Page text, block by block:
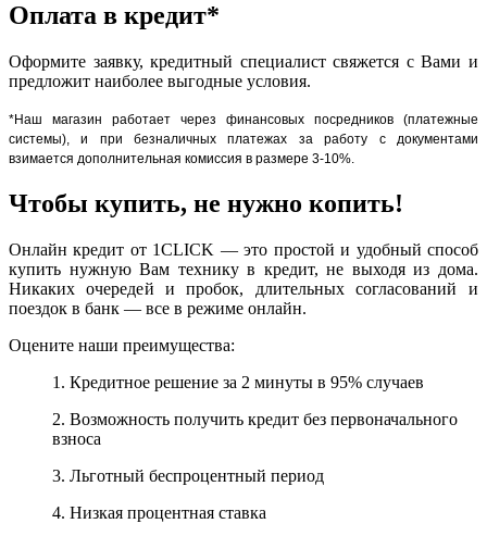
Оплата в кредит*
Оформите заявку, кредитный специалист свяжется с Вами и
предложит наиболее выгодные условия.
*Наш магазин работает через финансовых посредников (платежные
системы), и при безналичных платежах за работу с документами
взимается дополнительная комиссия в размере 3-10%.
Чтобы купить, не нужно копить!
Онлайн кредит от 1CLICK — это простой и удобный способ
купить нужную Вам технику в кредит, не выходя из дома.
Никаких очередей и пробок, длительных согласований и
поездок в банк — все в режиме онлайн.
Оцените наши преимущества:
1. Кредитное решение за 2 минуты в 95% случаев
2. Возможность получить кредит без первоначального
взноса
3. Льготный беспроцентный период
4. Низкая процентная ставка